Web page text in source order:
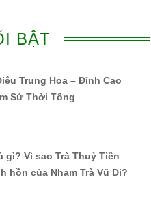
tiếp 5% tổng hóa đơn.
hàng sau khi có tích
tiếp 10% tổng hóa đơn.
CƯƠNG): Khách hàng sau
1,499đ tương đương số
Được giảm trực tiếp 12%
KIM): Khách hàng sau khi
trở lên tương đương số tiền
BẬT
Trung Hoa – Đỉnh Cao
Sứ Thời Tống
gì? Vì sao Trà Thuỷ Tiên
hồn của Nham Trà Vũ Di?